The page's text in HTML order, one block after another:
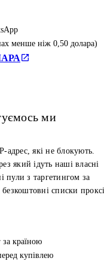
менше ніж 0,50 долара)
ми
адрес, які не блокують.
який ідуть наші власні
пули з таргетингом за
безкоштовні списки
за країною
купівлею